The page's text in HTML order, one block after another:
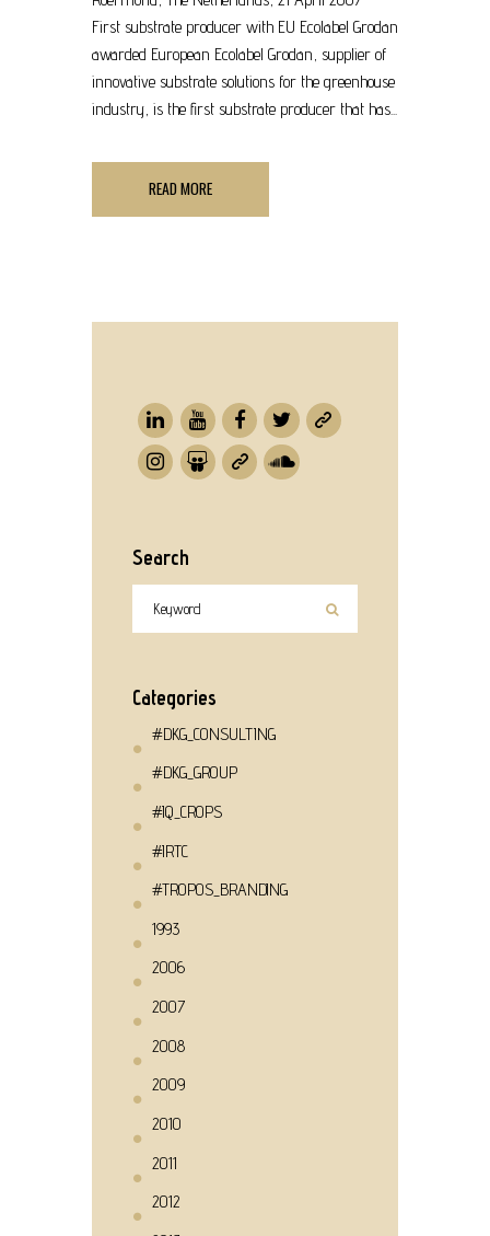
First substrate producer with EU Ecolabel Grodan
awarded European Ecolabel Grodan, supplier of
innovative substrate solutions for the greenhouse
industry, is the first substrate producer that has...
READ MORE
Search
Categories
#DKG_CONSULTING
#DKG_GROUP
#IQ_CROPS
#IRTC
#TROPOS_BRANDING
1993
2006
2007
2008
2009
2010
2011
2012